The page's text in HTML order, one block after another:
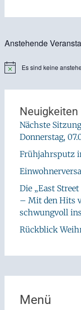
Anstehende
HinweisEs sind keine
Neuigkeiten
Nächste
Donnerstag,
Frühjahrsputz
Die „East
– Mit den Hits
schwungvoll
Rückblick
Menü